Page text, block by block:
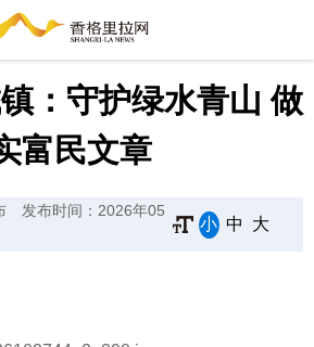
：守护绿水青山 做
富民文章
发布时间：2026年05
小 中 大